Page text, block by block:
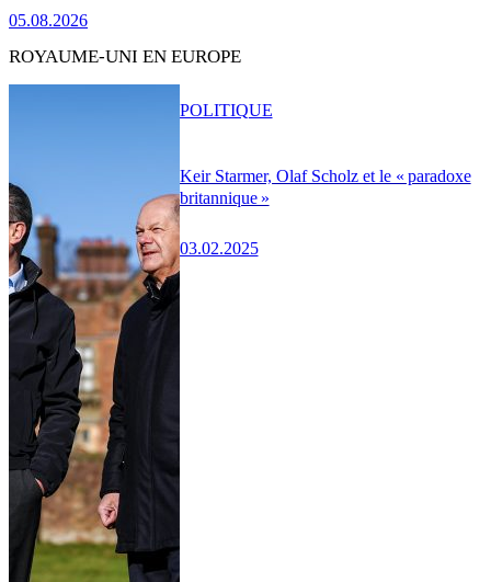
05.08.2026
ROYAUME-UNI EN EUROPE
Keir Starmer, Olaf Scholz et le « paradoxe
britannique »
03.02.2025
POLITIQUE